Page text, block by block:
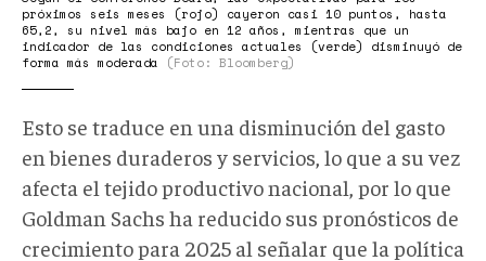
próximos seis meses (rojo) cayeron casi 10 puntos, hasta
65,2, su nivel más bajo en 12 años, mientras que un
indicador de las condiciones actuales (verde) disminuyó de
forma más moderada
(Foto: Bloomberg)
Esto se traduce en una disminución del gasto
en bienes duraderos y servicios, lo que a su vez
afecta el tejido productivo nacional, por lo que
Goldman Sachs ha reducido sus pronósticos de
crecimiento para 2025 al señalar que la política